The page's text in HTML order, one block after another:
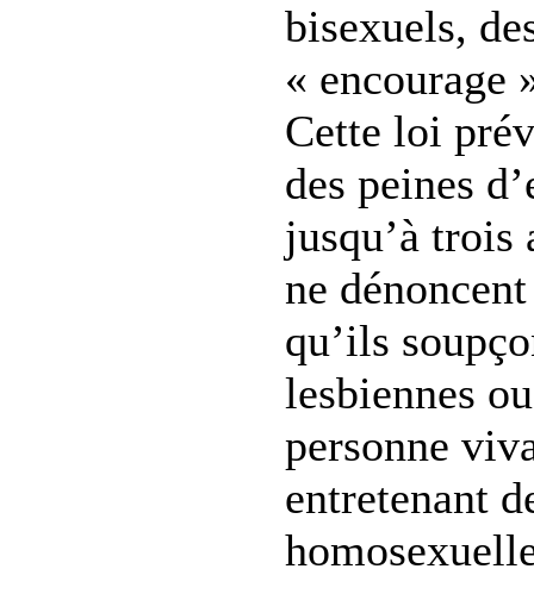
bisexuels,
« encourage
Cette loi
des peines
jusqu’à trois
ne
qu’ils
lesbiennes
personne
entretenant